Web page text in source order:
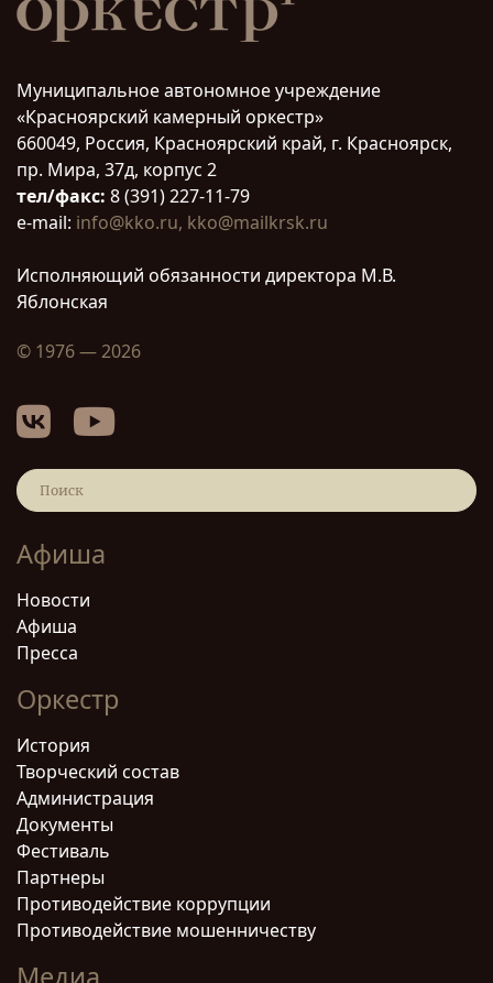
Муниципальное автономное учреждение
«Красноярский камерный оркестр»
660049, Россия, Красноярский край, г. Красноярск,
пр. Мира, 37д, корпус 2
тел/факс: 8 (391) 227-11-79
e-mail: info@kko.ru, kko@mailkrsk.ru
Исполняющий обязанности директора М.В.
Яблонская
© 1976 — 2026
Афиша
Новости
Афиша
Пресса
Оркестр
История
Творческий состав
Администрация
Документы
Фестиваль
Партнеры
Противодействие коррупции
Противодействие мошенничеству